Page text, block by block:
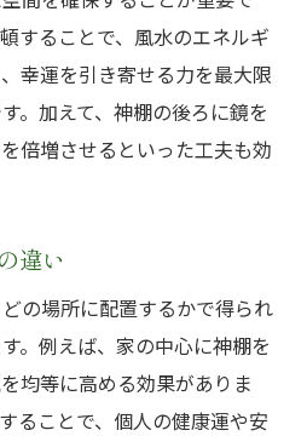
することで、風水のエネルギ
幸運を引き寄せる力を最大限
。加えて、神棚の後ろに鏡を
倍増させるといった工夫も効
違い
の場所に配置するかで得られ
。例えば、家の中心に神棚を
均等に高める効果がありま
ることで、個人の健康運や安